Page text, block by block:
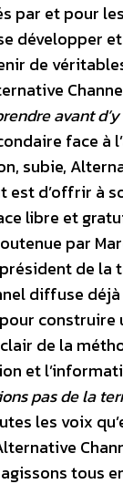
par et pour
développer
de
avant
face à
subie,
d’offrir à
libre et
par
de
diffuse déjà
de la
et
pas de la
les voix
tous